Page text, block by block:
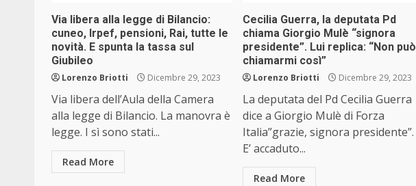
Via libera alla legge di Bilancio:
cuneo, Irpef, pensioni, Rai, tutte le
novità. E spunta la tassa sul
Giubileo
Lorenzo Briotti Dicembre 29, 2023
Via libera dell’Aula della Camera
alla legge di Bilancio. La manovra è
legge. I sì sono stati...
Read More
Cecilia Guerra, la deputata Pd
chiama Giorgio Mulè “signora
presidente”. Lui replica: “Non può
chiamarmi così”
Lorenzo Briotti Dicembre 29, 2023
La deputata del Pd Cecilia Guerra
dice a Giorgio Mulè di Forza
Italia”grazie, signora presidente”.
E’ accaduto...
Read More